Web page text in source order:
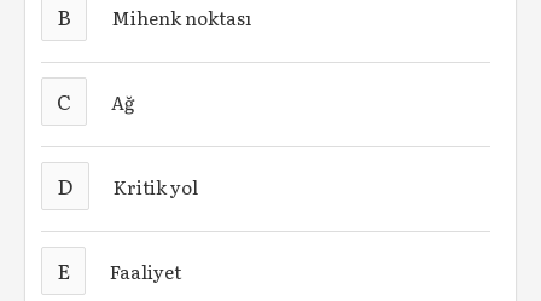
B Mihenk noktası
C Ağ
D Kritik yol
E Faaliyet